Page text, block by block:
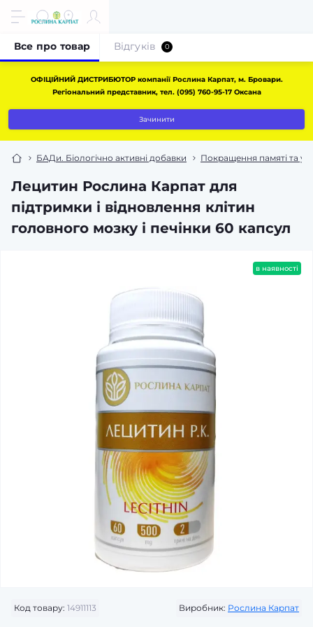
ОФІЦІЙНИЙ ДИСТРИБЮТОР компанії Рослина Карпат, м. Бровари.
Регіональний представник, тел. (095) 760-95-17 Оксана
Зачинити
БАДи. Біологічно активні добавки Покращення памяті та
Лецитин Рослина Карпат для
підтримки і відновлення клітин
головного мозку і печінки 60 капсул
Все про товар Відгуків 0
в наявності
Код товару: 14911113 Виробник: Рослина Карпат